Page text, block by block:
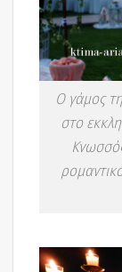
Ο γάμος
στο